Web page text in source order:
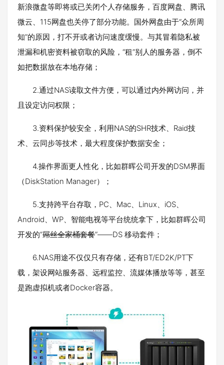
新浪微盘等即将或已关闭个人存储服务，百度网盘、腾讯
微云、115网盘也关停了部分功能。国外网盘由于“众所周
知”的原因，打不开或者访问速度缓慢。与其冒着隐私被
泄漏和机密资料被窃取的风险，“租”别人的服务器，倒不
如把数据放在本地存储；
2.通过NAS读取文件方便，可以通过内外网访问，并
且设定访问权限；
3.资料保护较安全，利用NAS的SHR技术、Raid技
术、云同步等技术，最大程度保护数据安全；
4.操作界面更人性化，比如群晖公司开发的DSM界面
（DiskStation Manager）；
5.支持跨平台存取，PC、Mac、Linux、iOS、
Android、WP、智能电视等平台统统拿下，比如群晖公司
开发的“屌丝全家桶套餐”——DS 移动套件；
6.NAS用途不仅仅只有存储，还有BT/ED2K/PT下
载，架设网站服务器、远程监控、流媒体播放等等，甚至
是跑虚拟机或者Docker容器。